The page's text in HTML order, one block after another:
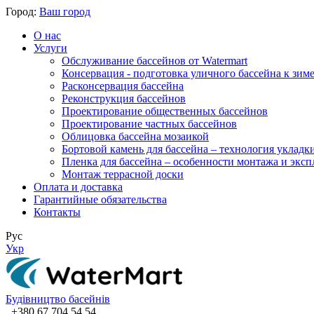
Город: Ваш город
О нас
Услуги
Обслуживание бассейнов от Watermart
Консервация - подготовка уличного бассейна к зиме
Расконсервация бассейна
Реконструкция бассейнов
Проектирование общественных бассейнов
Проектирование частных бассейнов
​Облицовка бассейна мозаикой
Бортовой камень для бассейна – технология
Пленка для бассейна – особенности монтажа и
Монтаж террасной доски
Оплата и доставка
Гарантийные обязательства
Контакты
Рус
Укр
Будівництво басейнів
+380 67 704 54 54